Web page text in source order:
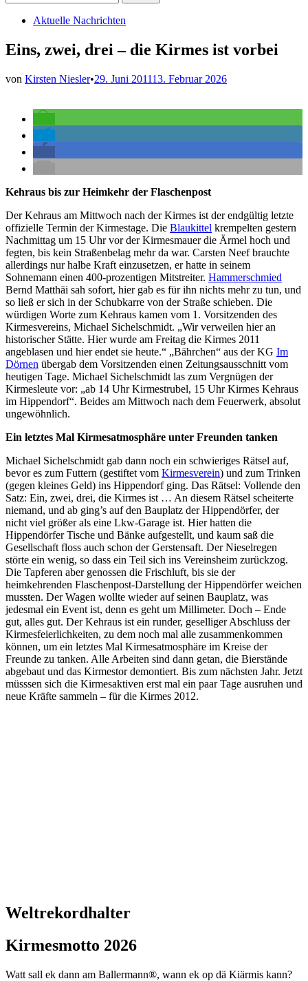
nach:
Veröffentlicht
Aktuelle Nachrichten
Eins, zwei, drei – die Kirmes ist vorbei
von Kirsten Niesler•29. Juni 201113. Februar 2026
Kehraus bis zur Heimkehr der Flaschenpost
Der Kehraus am Mittwoch nach der Kirmes ist der endgültig letzte
offizielle Termin der Kirmestage. Die Blaukittel krempelten gestern
Nachmittag um 15 Uhr vor der Kirmesmauer die Ärmel hoch und
fegten, bis kein Straßenbelag mehr da war. Carsten Neef brauchte
allerdings nur halbe Kraft einzusetzen, er hatte in seinem
Sohnemann einen 400-prozentigen Mitstreiter. Hammerschmied
Bernd Matthäi sah sofort, hier gab es für ihn nichts mehr zu tun, und
so ließ er sich in der Schubkarre von der Straße schieben. Die
würdigen Worte zum Kehraus kamen vom 1. Vorsitzenden des
Kirmesvereins, Michael Sichelschmidt. „Wir verweilen hier an
historischer Stätte. Hier wurde am Freitag die Kirmes 2011
angeblasen und hier endet sie heute.“ „Bährchen“ aus der KG Im
Dörnen übergab dem Vorsitzenden einen Zeitungsausschnitt vom
heutigen Tage. Michael Sichelschmidt las zum Vergnügen der
Kirmesleute vor: „ab 14 Uhr Kirmestrubel, 15 Uhr Kirmes Kehraus
im Hippendorf“. Beides am Mittwoch nach dem Feuerwerk, absolut
ungewöhnlich.
Ein letztes Mal Kirmesatmosphäre unter Freunden tanken
Michael Sichelschmidt gab dann noch ein schwieriges Rätsel auf,
bevor es zum Futtern (gestiftet vom Kirmesverein) und zum Trinken
(gegen kleines Geld) ins Hippendorf ging. Das Rätsel: Vollende den
Satz: Ein, zwei, drei, die Kirmes ist … An diesem Rätsel scheiterte
niemand, und ab ging’s auf den Bauplatz der Hippendörfer, der
nicht viel größer als eine Lkw-Garage ist. Hier hatten die
Hippendörfer Tische und Bänke aufgestellt, und kaum saß die
Gesellschaft floss auch schon der Gerstensaft. Der Nieselregen
störte ein wenig, so dass ein Teil sich ins Vereinsheim zurückzog.
Die Tapferen aber genossen die Frischluft, bis sie der
heimkehrenden Flaschenpost-Darstellung der Hippendörfer weichen
mussten. Der Wagen wollte wieder auf seinen Bauplatz, was
jedesmal ein Event ist, denn es geht um Millimeter. Doch – Ende
gut, alles gut. Der Kehraus ist ein runder, geselliger Abschluss der
Kirmesfeierlichkeiten, zu dem noch mal alle zusammenkommen
können, um ein letztes Mal Kirmesatmosphäre im Kreise der
Freunde zu tanken. Alle Arbeiten sind dann getan, die Bierstände
abgebaut und das Kirmestor demontiert. Bis zum nächsten Jahr. Jetzt
müsssen sich die Kirmesaktiven erst mal ein paar Tage ausruhen und
neue Kräfte sammeln – für die Kirmes 2012.
Weltrekordhalter
Kirmesmotto 2026
Watt sall ek dann am Ballermann®, wann ek op dä Kiärmis kann?